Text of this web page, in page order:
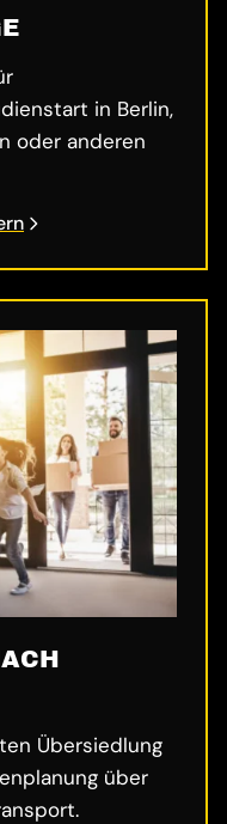
in Berlin,
oder anderen
Übersiedlung
über